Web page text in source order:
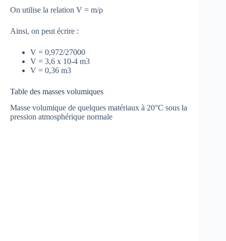
On utilise la relation V = m/ρ
Ainsi, on peut écrire :
V = 0,972/27000
V = 3,6 x 10-4 m3
V = 0,36 m3
Table des masses volumiques
Masse volumique de quelques matériaux à 20°C sous la
pression atmosphérique normale